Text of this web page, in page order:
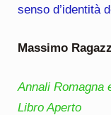
senso d’identità
Massimo
Annali Romagna
Libro Aperto